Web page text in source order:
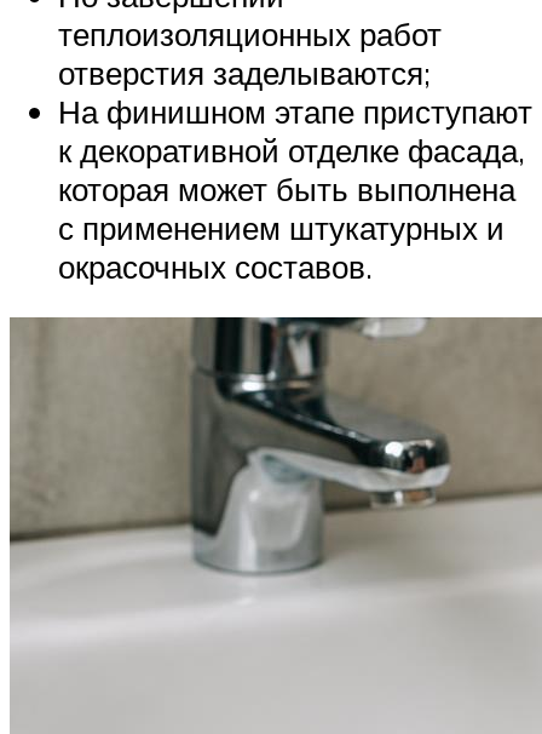
теплоизоляционных работ
отверстия заделываются;
На финишном этапе приступают
к декоративной отделке фасада,
которая может быть выполнена
с применением штукатурных и
окрасочных составов.